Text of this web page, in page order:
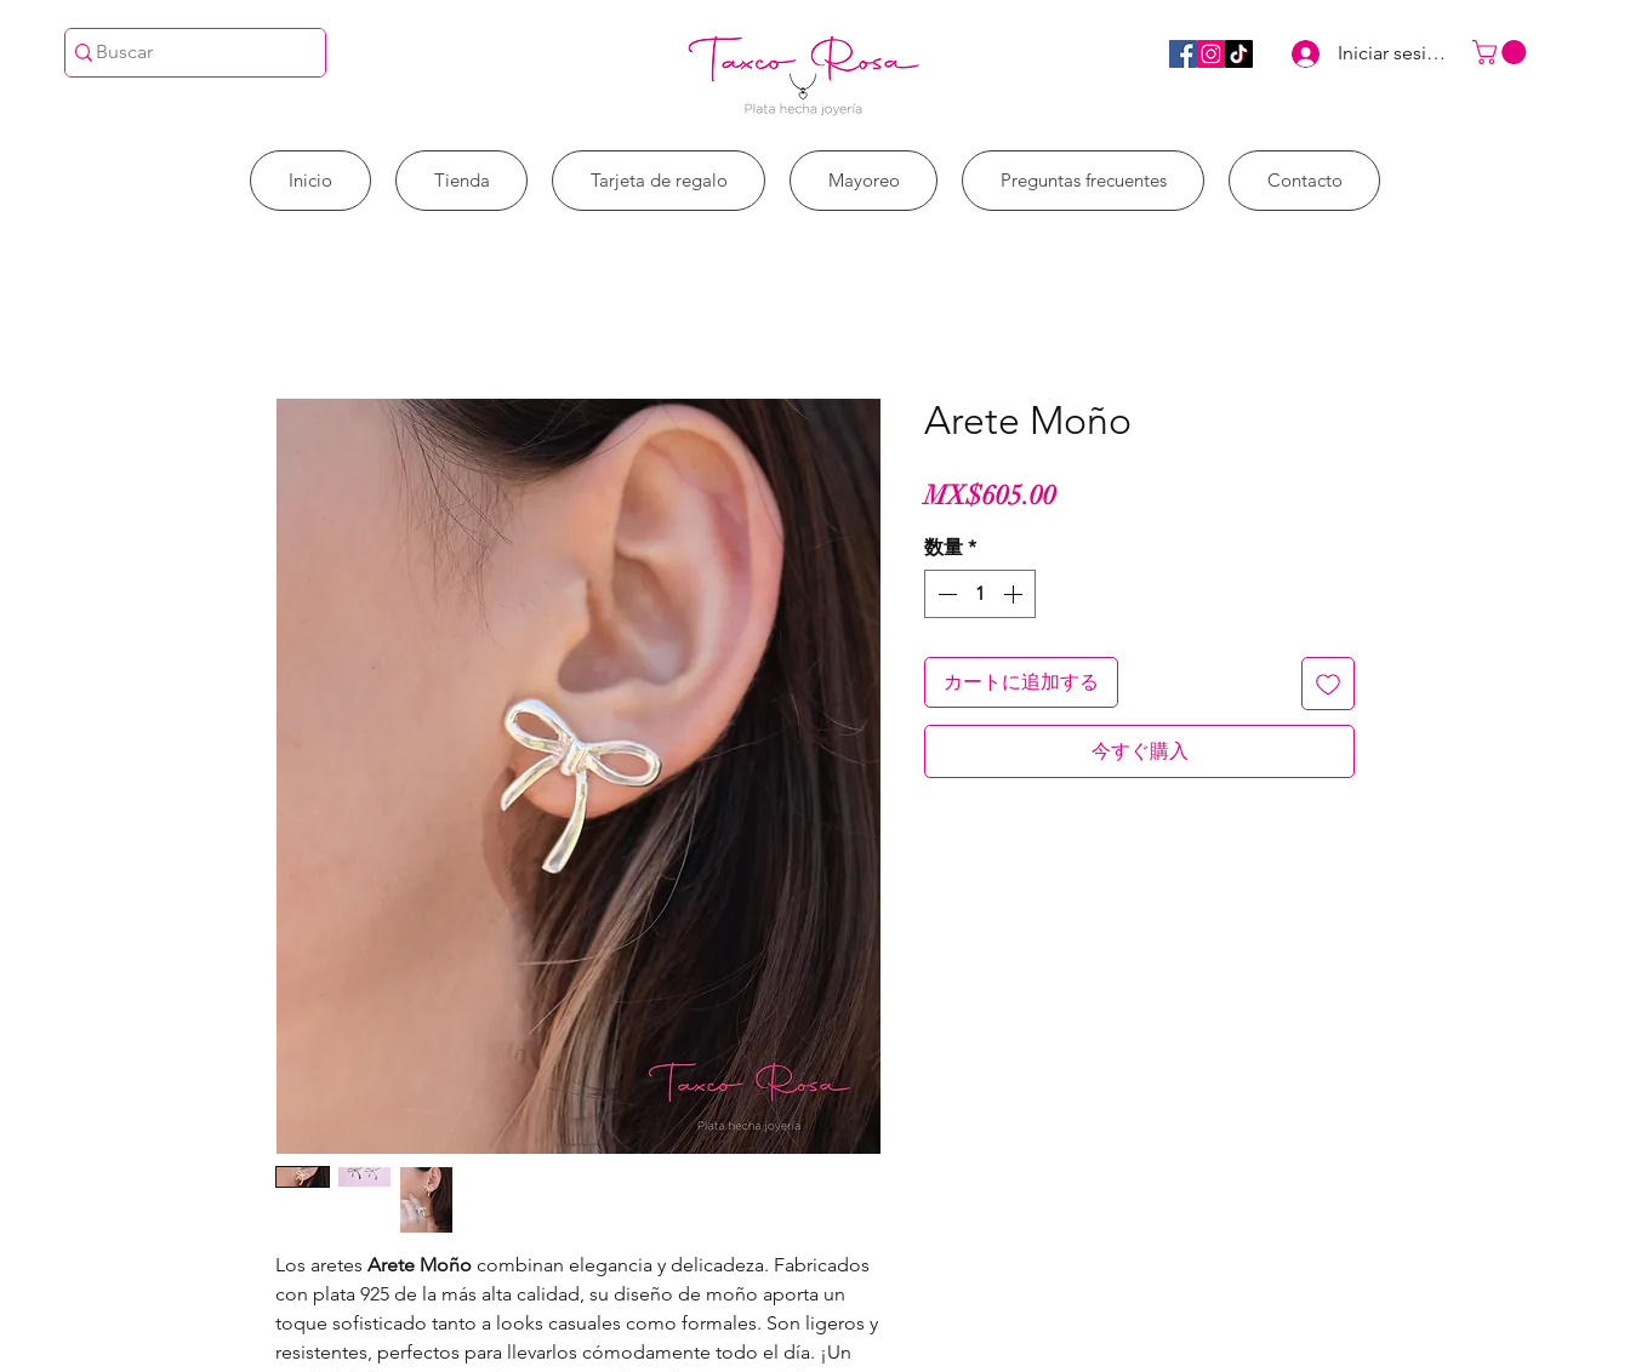
Iniciar sesión
Inicio Tienda Tarjeta de regalo Mayoreo Preguntas frecuentes Contacto
Los aretes Arete Moño combinan elegancia y delicadeza. Fabricados
con plata 925 de la más alta calidad, su diseño de moño aporta un
toque sofisticado tanto a looks casuales como formales. Son ligeros y
resistentes, perfectos para llevarlos cómodamente todo el día. ¡Un
Arete Moño
MX$605.00価
数量 *
カートに追加する
今すぐ購入